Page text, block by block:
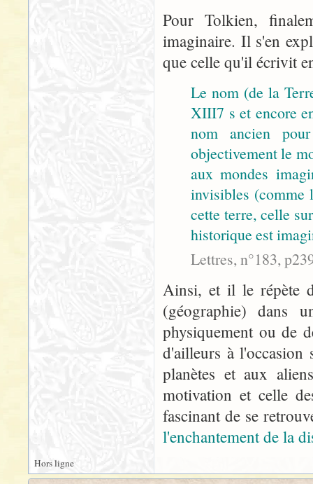
Pour Tolkien,
imaginaire. Il s'en
que celle qu'il écrivit
Le nom (de la
XIII7 s et encore
nom ancien
objectivement le
aux mondes
invisibles (comme
cette terre, celle
historique est
Lettres, n°183,
Ainsi, et il le répète
(géographie) dans
physiquement ou de
d'ailleurs à l'occasion
planètes et aux
motivation et celle
fascinant de se
l'enchantement de la
Hors ligne